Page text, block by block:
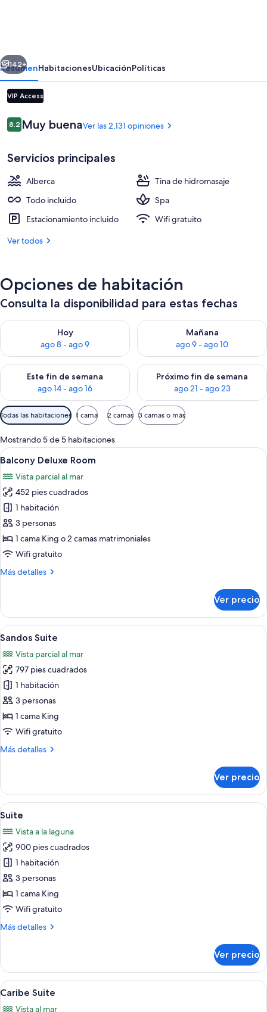
-
Adults
Only
3 albercas al aire libre, sombrillas en
Siguiente
142+
ResumenHabitacionesUbicaciónPolíticas
VIP Access
Opiniones
8.28.2 de 10,
Muy buenaVer las 2,131 opiniones
Servicios principales
Alberca
Tina de hidromasaje
Todo incluido
Spa
Estacionamiento incluido
Wifi gratuito
Ver todos
Opciones de habitación
Consulta la disponibilidad para estas fechas
Hoy
ago 8 - ago 9
Consulta la disponibilidad para hoy ago 8 - ago 9
Mañana
ago 9 - ago 10
Consulta la disponibilidad
Este fin de semana
ago 14 - ago 16
Consulta la disponibilidad para este fin de semana ago 14 -
Próximo fin de semana
ago 21 - ago 23
Consulta la disponibilidad
Filtros
disponibles
para
las
habitaciones
Todas las habitaciones 1 cama 2 camas 3 camas o más
Mostrando 5 de 5 habitaciones
Abrir
todas
las
fotos
de
Balcony
Deluxe
Room
Habitación de hotel con dos camas,
8
Balcony Deluxe Room
Vista parcial al mar
452 pies cuadrados
1 habitación
3 personas
1 cama King o 2 camas matrimoniales
Wifi gratuito
Más detalles
Más
Deluxe
Room
Ver precio
Abrir
todas
las
fotos
de
Sandos
Suite
Una sala de estar moderna con una
7
Sandos Suite
Vista parcial al mar
797 pies cuadrados
1 habitación
3 personas
1 cama King
Wifi gratuito
Más detalles
Más
Suite
Ver precio
Abrir
todas
las
fotos
de
Suite
Suite | Camas con pillow-top y
9
Suite
Vista a la laguna
900 pies cuadrados
1 habitación
3 personas
1 cama King
Wifi gratuito
Más detalles
Más
Ver precio
Abrir
todas
Caribe Suite | Camas con pillow-top
19
Caribe Suite
Vista al mar